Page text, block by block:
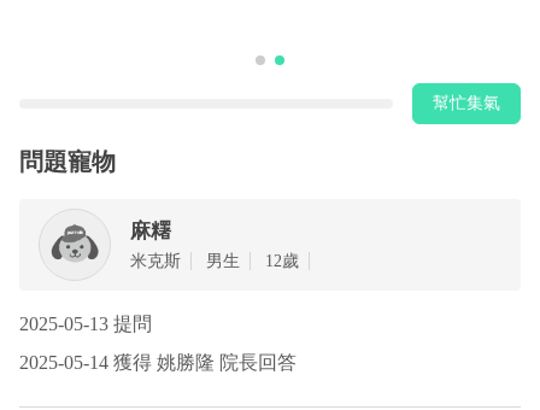
幫忙集氣
問題寵物
麻糬
米克斯 男生 12歲
2025-05-13 提問
2025-05-14 獲得 姚勝隆 院長回答